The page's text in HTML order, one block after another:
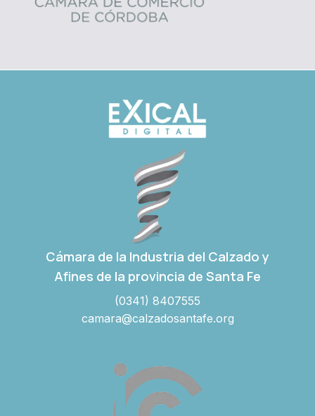
Cámara de la Industria del Calzado y
Afines de la provincia de Santa Fe
(0341) 8407555
camara@calzadosantafe.org